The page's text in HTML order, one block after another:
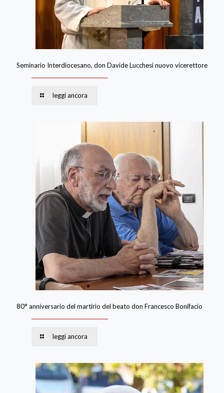
Seminario Interdiocesano, don Davide Lucchesi nuovo vicerettore
leggi ancora
80° anniversario del martirio del beato don Francesco Bonifacio
leggi ancora